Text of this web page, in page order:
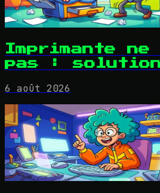
Imprimante ne
pas :
6 août 2026